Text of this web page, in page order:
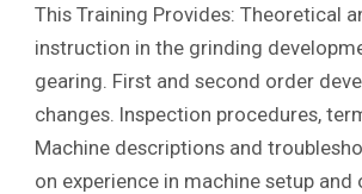
This Training Provides: Theoretical
instruction in the grinding
gearing. First and second order
changes. Inspection procedures,
Machine descriptions and
on experience in machine setup and